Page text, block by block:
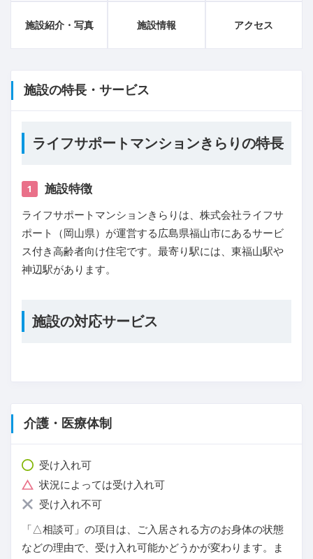
施設紹介・写真 施設情報 アクセス
施設の特長・サービス
ライフサポートマンションきらりの特長
1 施設特徴
ライフサポートマンションきらりは、株式会社ライフサ
ポート（岡山県）が運営する広島県福山市にあるサービ
ス付き高齢者向け住宅です。最寄り駅には、東福山駅や
神辺駅があります。
施設の対応サービス
介護・医療体制
受け入れ可
状況によっては受け入れ可
受け入れ不可
「△相談可」の項目は、ご入居される方のお身体の状態
などの理由で、受け入れ可能かどうかが変わります。ま